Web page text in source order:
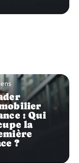
: Qui
la
?